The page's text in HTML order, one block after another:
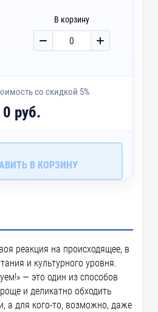
В корзину
со скидкой 5%
0 руб.
В КОРЗИНУ
реакция на происходящее, в
и культурного уровня.
— это один из способов
и деликатно обходить
а для кого-то, возможно, даже